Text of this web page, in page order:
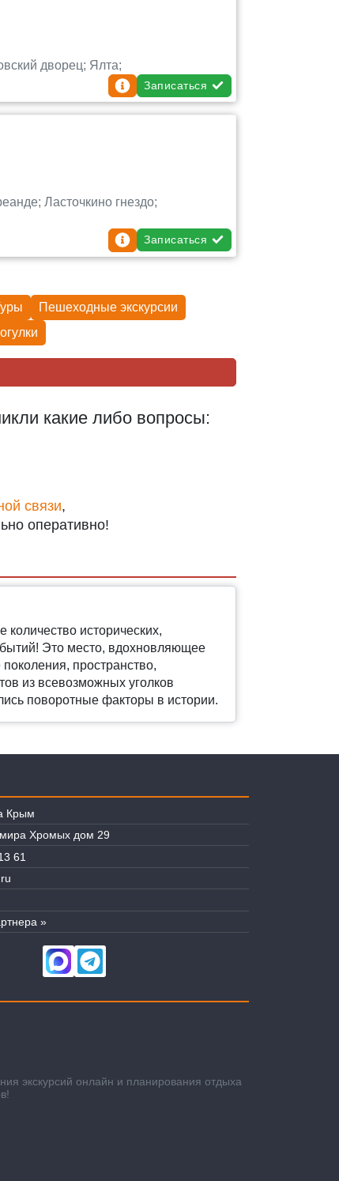
дворец; Ялта;
Записаться
Ласточкино гнездо;
Записаться
Пешеходные экскурcии
какие либо вопросы:
связи,
оперативно!
исторических,
Это место, вдохновляющее
пространство,
из всевозможных уголков
поворотные факторы в истории.
Крым
Хромых дом 29
61
»
экскурсий онлайн и планирования отдыха